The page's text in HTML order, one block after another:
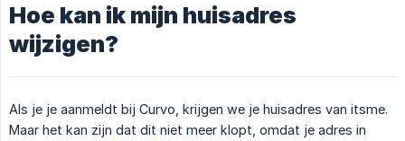
Hoe kan ik mijn huisadres
wijzigen?
Als je je aanmeldt bij Curvo, krijgen we je huisadres van itsme.
Maar het kan zijn dat dit niet meer klopt, omdat je adres in